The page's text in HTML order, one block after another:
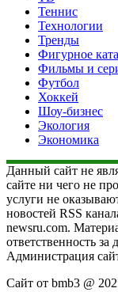
Теннис
Технологии
Тренды
Фигурное
Фильмы и
Футбол
Хоккей
Шоу-бизнес
Экология
Экономика
Данный сайт не
сайте ни чего не
услуги не
новостей RSS
newsru.com.
ответственность
Администрация
Сайт от bmb3 @